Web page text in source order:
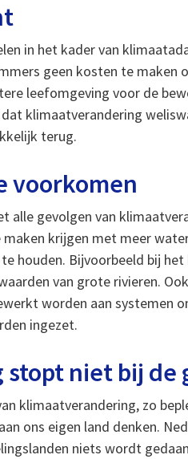
in het kader van
geen kosten te maken
leefomgeving voor de
klimaatverandering
terug.
voorkomen
alle gevolgen van
krijgen met meer
houden. Bijvoorbeeld bij
van grote rivieren.
worden aan systemen
ingezet.
niet bij de
klimaatverandering, zo
ons eigen land denken.
niets wordt